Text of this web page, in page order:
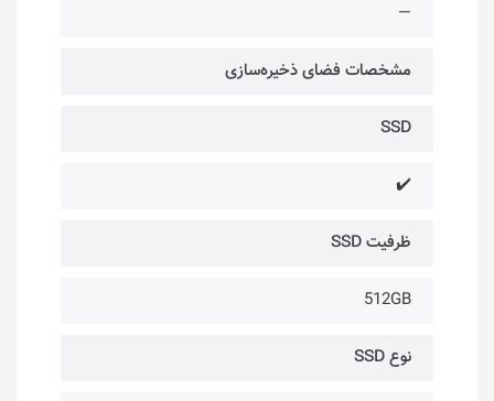
—
مشخصات فضای ذخیره‌سازی
SSD
✔️
ظرفیت SSD
512GB
نوع SSD